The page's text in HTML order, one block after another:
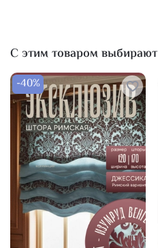
С этим товаром выбирают
-40%